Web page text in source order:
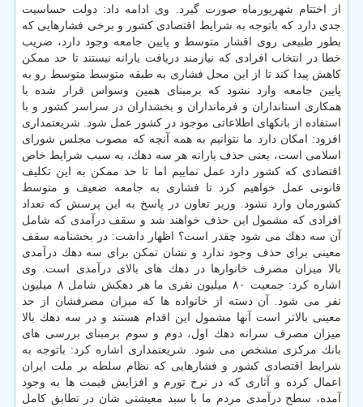
از اختتام شهریورماه صورت گیرد. وی ادامه داد: دولت حساسیت
جدی دارد كه باتوجه به شرایط اقتصادی كشور و برخی فشارهایی كه
بطور طبیعی روی اقشار متوسط و پایین جامعه وجود دارد، ضریب
خطا در انتخاب افرادی كه نیازمند دریافت یارانه نیستند تا حد ممكن
كاهش پیدا كند تا از این محل فشاری به طبقه متوسط متوسط رو به
پایین جامعه وارد نشود كه برمبنای همین وسواس قرار شده با
همكاری استانداران و فرمانداران و بخشداران در سراسر كشور و با
استفاده از بانكهای اطلاعاتی موجود در كشور عمل شود. شریعتمداری
افزود: امكان دارد ما نتوانیم به همه آنچه كه مصوب مجلس شورای
اسلامی است، یعنی حذف یارانه هر سه دهك، به سبب شرایط خاص
اقتصادی كه كشور دارد عمل نماییم اما تا حد ممكن به این تكلیف
قانونی عمل خواهیم كرد تا فشاری به جامعه ضعیف و متوسط
كشورمان وارد نشود. وزیر تعاون در پاسخ به این پرسش كه تعداد
افرادی كه مشمول این حذف خواهند شد و سقف درآمدی كه شامل
آن سه دهك می شود چقدر است؟ اظهار داشت: در بخشنامه سقف
معینی برای حذف وجود ندارد و نشان تمكن برای سه دهك درآمدی
بالا میزان مصرف خانوارها در دهك های بالای درآمدی است. وی
اشاره كرد: جمعیت ۸۰ میلیون نفری ما هر دهكش شامل ۸ میلیون
نفر می شود. آن دسته از خانواده ها كه میزان مصرفشان از حد
معینی بالاتر است آنها مشمول این اقدام هستند و در سه دهك بالا
میزان مصرف سرانه دهك اول، دوم و سوم برمبنای بررسی های
بانك مركزی مشخص می شود. شریعتمداری اشاره كرد: باتوجه به
شرایط اقتصادی كشور و فشارهایی كه نظام سلطه بر ملت ایران
اعمال كرده و آثاری كه در نرخ تورم و افزایش قیمت ها به وجود
آمده، سطح درآمدی مردم ما با سبد معیشتی شان در تطابق كامل